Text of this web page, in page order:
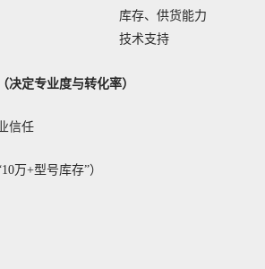
库存、供货能力
技术支持
决定专业度与转化率）
信任
万+型号库存”）